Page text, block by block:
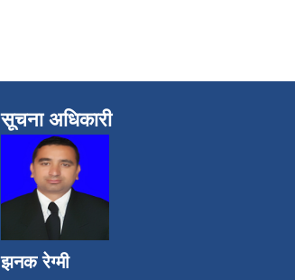
सूचना अधिकारी
झनक रेग्मी